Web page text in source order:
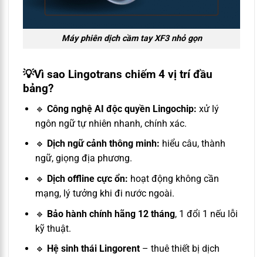
Máy phiên dịch cầm tay XF3 nhỏ gọn
💡Vì sao Lingotrans chiếm 4 vị trí đầu
bảng?
🔹 Công nghệ AI độc quyền Lingochip: xử lý
ngôn ngữ tự nhiên nhanh, chính xác.
🔹 Dịch ngữ cảnh thông minh: hiểu câu, thành
ngữ, giọng địa phương.
🔹 Dịch offline cực ổn: hoạt động không cần
mạng, lý tưởng khi đi nước ngoài.
🔹 Bảo hành chính hãng 12 tháng, 1 đổi 1 nếu lỗi
kỹ thuật.
🔹 Hệ sinh thái Lingorent– thuê thiết bị dịch